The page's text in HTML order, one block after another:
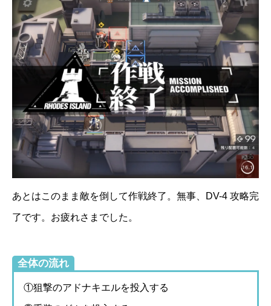
あとはこのまま敵を倒して作戦終了。無事、DV-4 攻略完
了です。お疲れさまでした。
全体の流れ
①狙撃のアドナキエルを投入する